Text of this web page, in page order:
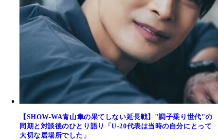
【SHOW-WA青山隼の果てしない延長戦】"調子乗り世代"の
同期と対談後のひとり語り「U-20代表は当時の自分にとって
大切な居場所でした」